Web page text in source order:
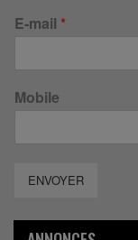
E-mail *
Mobile
ENVOYER